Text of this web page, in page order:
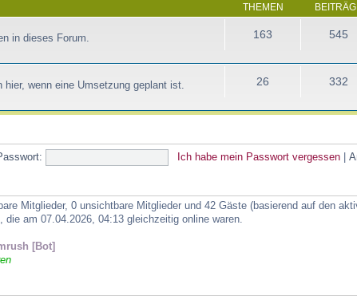
THEMEN
in dieses Forum. 163 545
wenn eine Umsetzung geplant ist. 26 332
Ich habe mein Passwort vergessen
Mitglieder, 0 unsichtbare Mitglieder und 42 Gäste (basierend auf den
die am 07.04.2026, 04:13 gleichzeitig online waren.
[Bot]